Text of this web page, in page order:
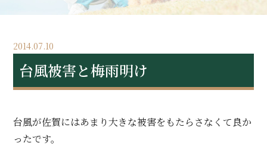
2014.07.10
台風被害と梅雨明け
台風が佐賀にはあまり大きな被害をもたらさなくて良か
ったです。